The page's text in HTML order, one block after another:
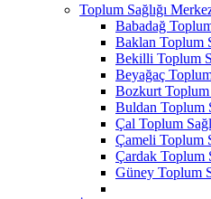
Toplum Sağlığı
Babadağ
Baklan Toplum
Bekilli Toplum
Beyağaç
Bozkurt Toplum
Buldan Toplum
Çal Toplum
Çameli Toplum
Çardak Toplum
Güney Toplum